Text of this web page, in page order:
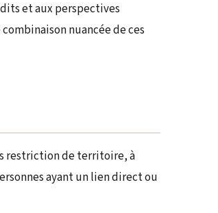
et aux perspectives
nuancée de ces
restriction de territoire, à
ayant un lien direct ou